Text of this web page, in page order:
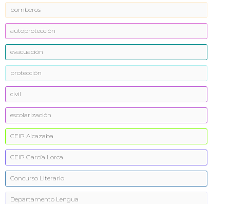
bomberos
autoprotección
evacuación
protección
civil
escolarización
CEIP Alcazaba
CEIP García Lorca
Concurso Literario
Departamento Lengua